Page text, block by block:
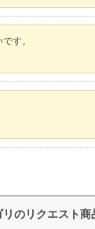
す。
のリクエスト商